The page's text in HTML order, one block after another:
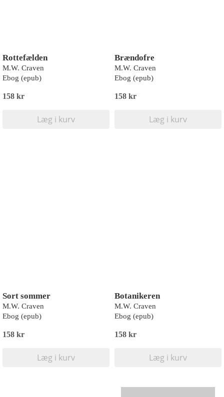
Rottefælden
M.W. Craven
Ebog (epub)
158 kr
Læg i kurv
Brændofre
M.W. Craven
Ebog (epub)
158 kr
Læg i kurv
Sort sommer
M.W. Craven
Ebog (epub)
158 kr
Læg i kurv
Botanikeren
M.W. Craven
Ebog (epub)
158 kr
Læg i kurv